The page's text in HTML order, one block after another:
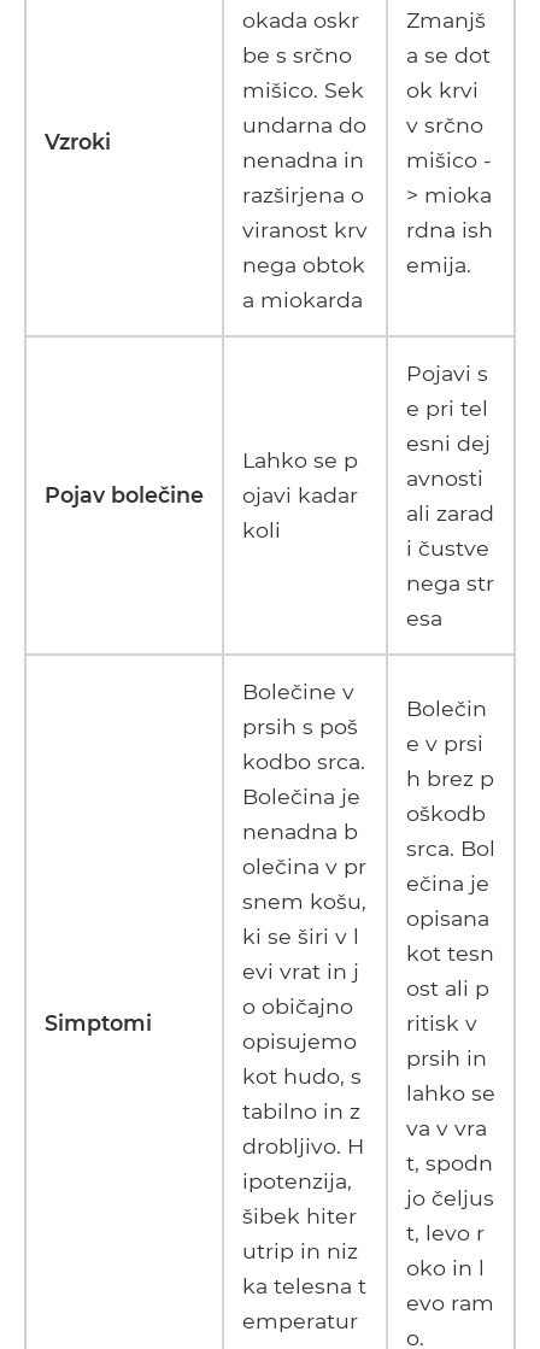
Vzroki
okada oskr
be s srčno
mišico. Sek
undarna do
nenadna in
razširjena o
viranost krv
nega obtok
a miokarda
Zmanjš
a se dot
ok krvi
v srčno
mišico -
> mioka
rdna ish
emija.
Pojav bolečine
Lahko se p
ojavi kadar
koli
Pojavi s
e pri tel
esni dej
avnosti
ali zarad
i čustve
nega str
esa
Simptomi
Bolečine v
prsih s poš
kodbo srca.
Bolečina je
nenadna b
olečina v pr
snem košu,
ki se širi v l
evi vrat in j
o običajno
opisujemo
kot hudo, s
tabilno in z
drobljivo. H
ipotenzija,
šibek hiter
utrip in niz
ka telesna t
emperatur
Bolečin
e v prsi
h brez p
oškodb
srca. Bol
ečina je
opisana
kot tesn
ost ali p
ritisk v
prsih in
lahko se
va v vra
t, spodn
jo čeljus
t, levo r
oko in l
evo ram
o.